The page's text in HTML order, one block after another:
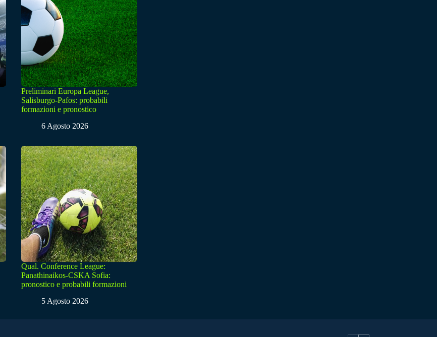
Preliminari Europa League,
Salisburgo-Pafos: probabili
formazioni e pronostico
6 Agosto 2026
Qual. Conference League:
Panathinaikos-CSKA Sofia:
pronostico e probabili formazioni
5 Agosto 2026